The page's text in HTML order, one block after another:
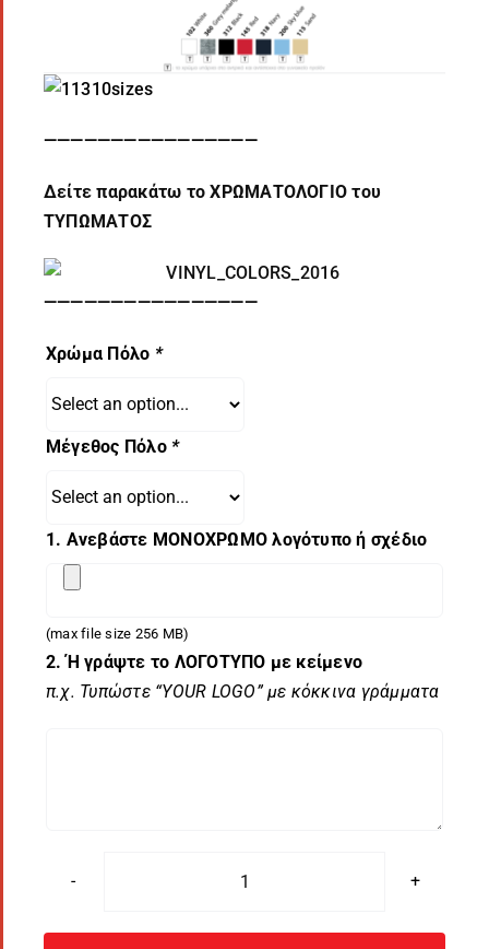
————————————————
Δείτε παρακάτω το ΧΡΩΜΑΤΟΛΟΓΙΟ του
ΤΥΠΩΜΑΤΟΣ
————————————————
Χρώμα Πόλο *
Μέγεθος Πόλο *
1. Ανεβάστε ΜΟΝΟΧΡΩΜΟ λογότυπο ή σχέδιο
(max file size 256 MB)
2. Ή γράψτε το ΛΟΓΟΤΥΠΟ με κείμενο
π.χ. Τυπώστε “YOUR LOGO” με κόκκινα γράμματα
Πόλο